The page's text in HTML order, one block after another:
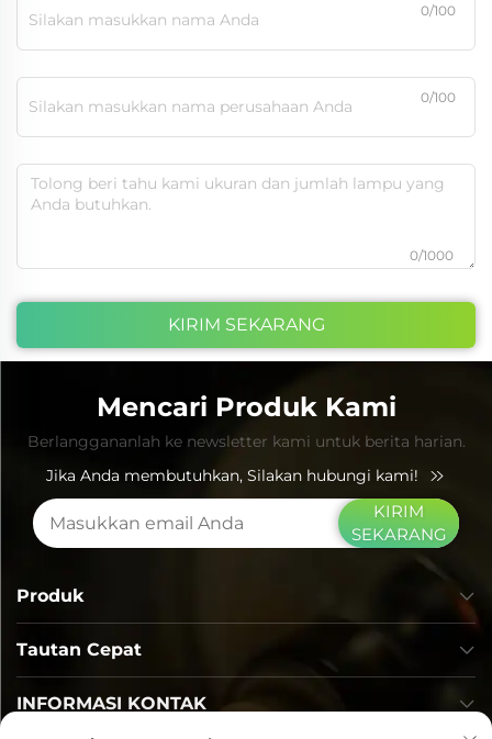
0/100
0/100
0/1000
KIRIM SEKARANG
Mencari Produk Kami
Berlanggananlah ke newsletter kami untuk berita harian.
Jika Anda membutuhkan, Silakan hubungi kami!
KIRIM
SEKARANG
Tautan Cepat
Produk
INFORMASI KONTAK